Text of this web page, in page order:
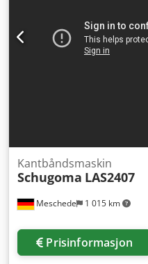
Meschede 1 015 km
Kantbåndsmaskin
Schugoma LAS2407
Prisinformasjon